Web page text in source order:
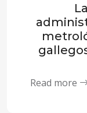
Read more